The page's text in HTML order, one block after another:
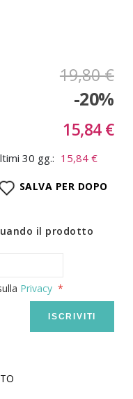
19,80 €
-20%
15,84 €
30 gg.: 15,84 €
SALVA PER DOPO
il prodotto
Privacy
ISCRIVITI